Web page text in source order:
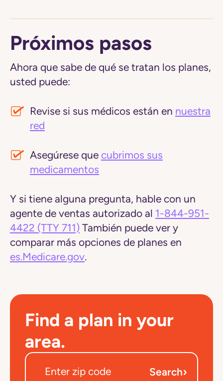
Próximos pasos
Ahora que sabe de qué se tratan los planes,
usted puede:
Revise si sus médicos están en nuestra
red
Asegúrese que cubrimos sus
medicamentos
Y si tiene alguna pregunta, hable con un
agente de ventas autorizado al 1-844-951-
4422 (TTY 711) También puede ver y
comparar más opciones de planes en
es.Medicare.gov.
Find a plan in your
area.
Search›